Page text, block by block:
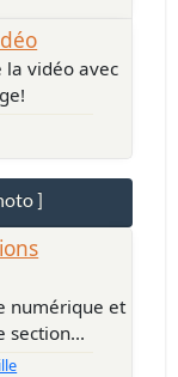
la vidéo avec
]
numérique et
section...